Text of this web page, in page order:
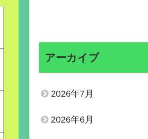
アーカイブ
2026年7月
2026年6月